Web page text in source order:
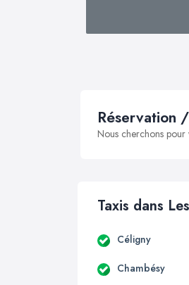
Réservation
Nous cherchons
Taxis dans
Céligny
Chambésy